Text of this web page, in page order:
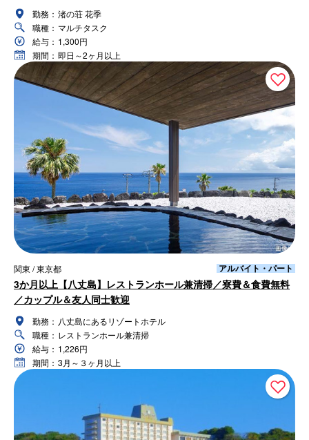
勤務： 渚の荘 花季
職種： マルチタスク
給与： 1,300円
期間： 即日～2ヶ月以上
関東 / 東京都 アルバイト・パート
3か月以上【八丈島】レストランホール兼清掃／寮費＆食費無料
／カップル＆友人同士歓迎
勤務： 八丈島にあるリゾートホテル
職種： レストランホール兼清掃
給与： 1,226円
期間： 3月～３ヶ月以上